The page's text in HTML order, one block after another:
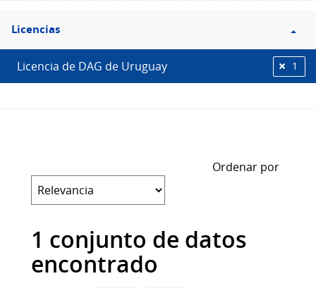
Filtro
Licencias
Licencias
Licencia de DAG de Uruguay 1
Ordenar por
1 conjunto de datos
encontrado